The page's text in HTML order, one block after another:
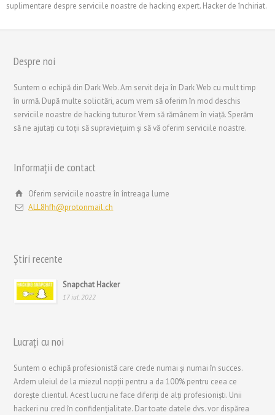
suplimentare despre serviciile noastre de hacking expert. Hacker de închiriat.
Despre noi
Suntem o echipă din Dark Web. Am servit deja în Dark Web cu mult timp
în urmă. După multe solicitări, acum vrem să oferim în mod deschis
serviciile noastre de hacking tuturor. Vrem să rămânem în viață. Sperăm
să ne ajutați cu toții să supraviețuim și să vă oferim serviciile noastre.
Informații de contact
Oferim serviciile noastre în întreaga lume
ALL8hfh@protonmail.ch
Știri recente
Snapchat Hacker
17 iul. 2022
Lucrați cu noi
Suntem o echipă profesionistă care crede numai și numai în succes.
Ardem uleiul de la miezul nopții pentru a da 100% pentru ceea ce
dorește clientul. Acest lucru ne face diferiți de alți profesioniști. Unii
hackeri nu cred în confidențialitate. Dar toate datele dvs. vor dispărea